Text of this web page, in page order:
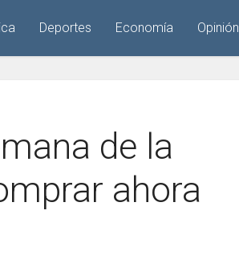
Deportes Economía Opinión
de la
ahora